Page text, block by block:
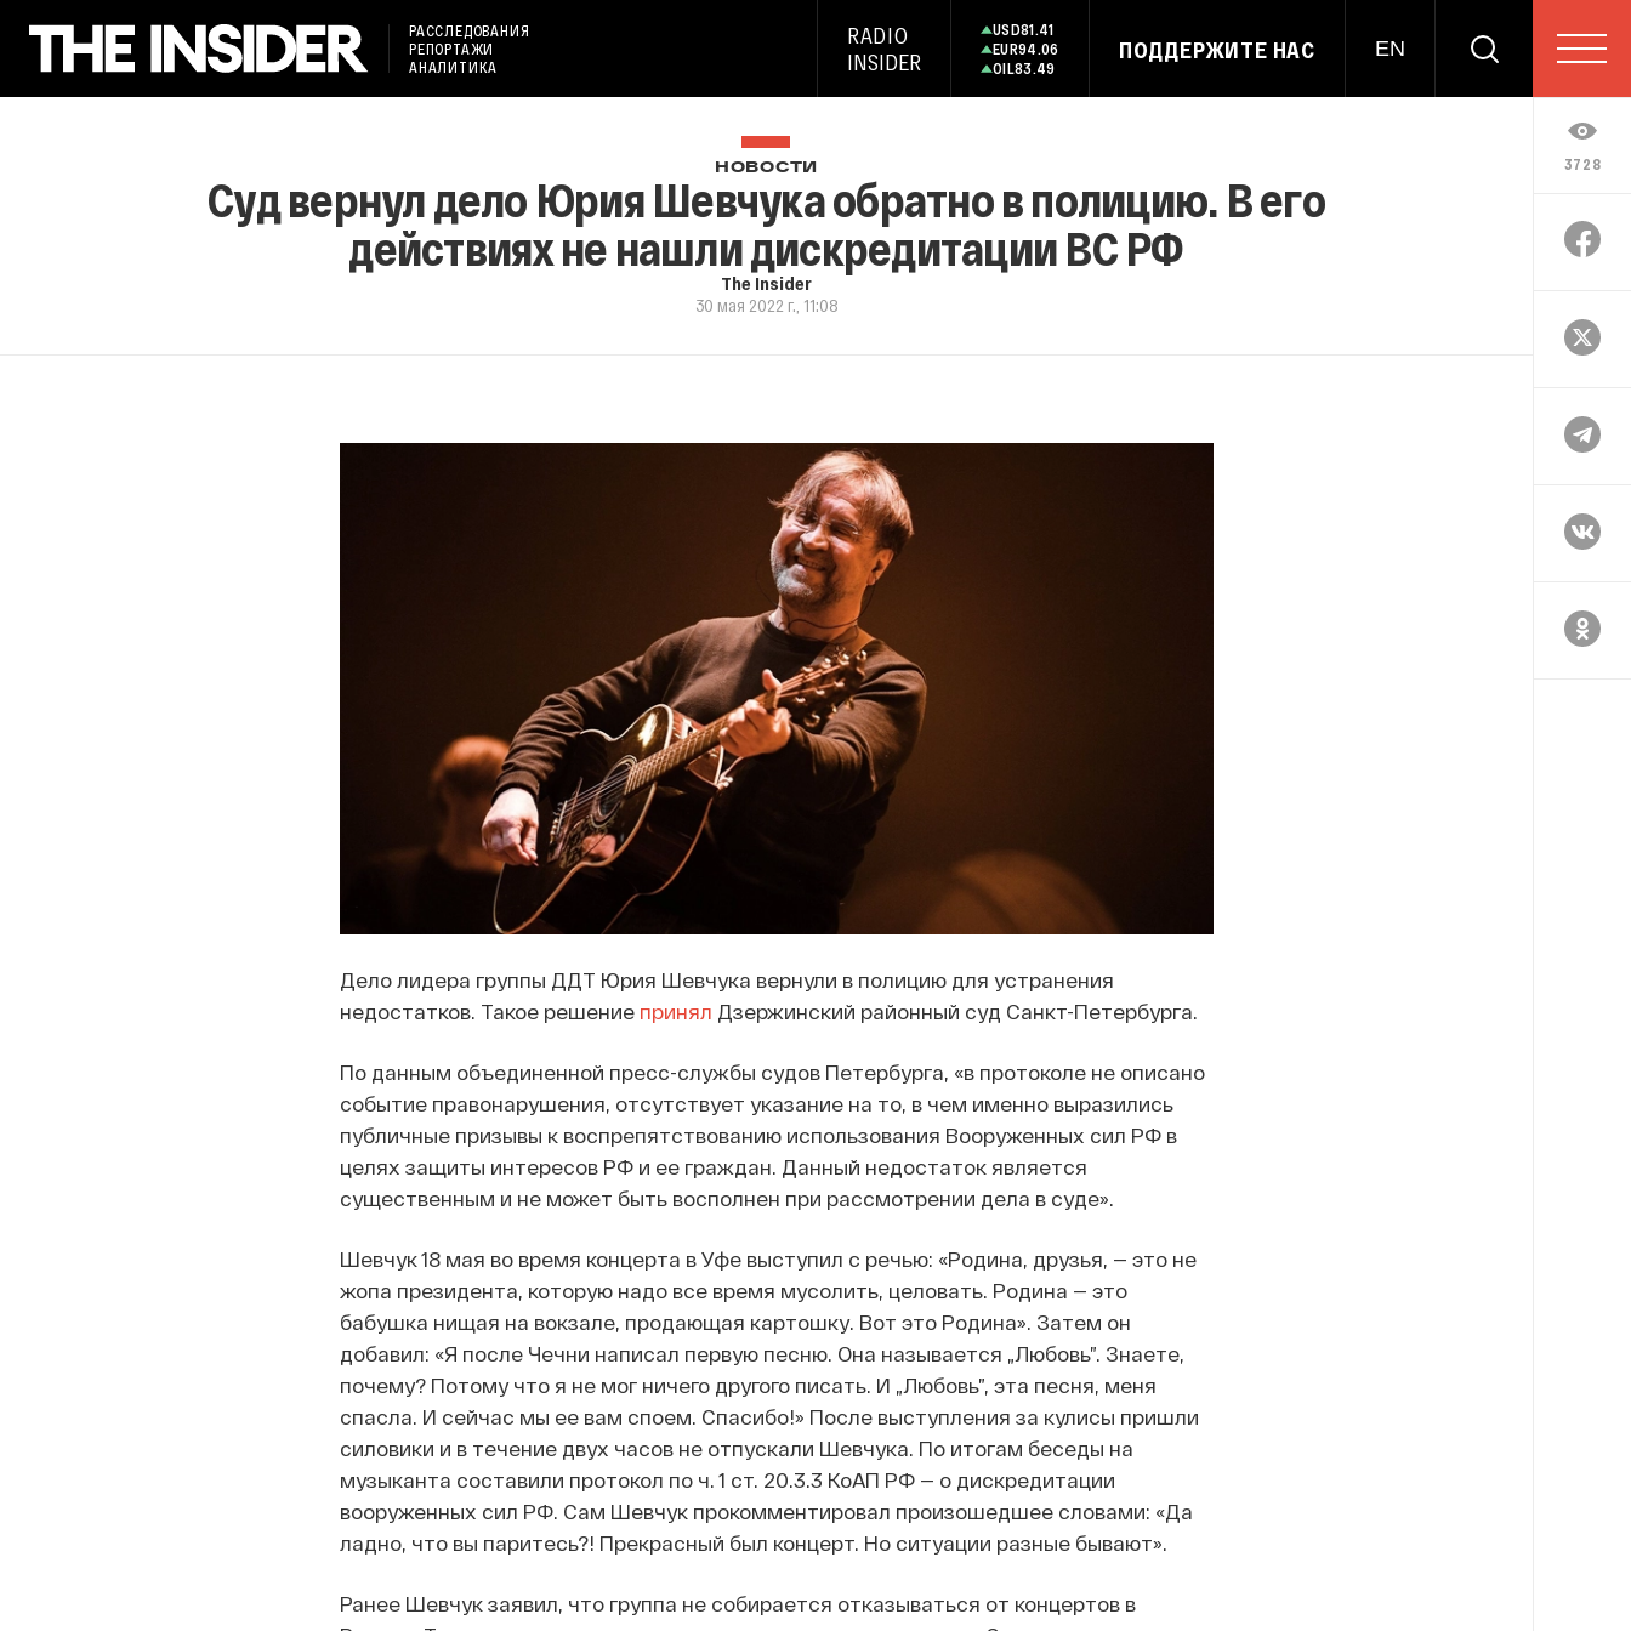
РАССЛЕДОВАНИЯ
РЕПОРТАЖИ
АНАЛИТИКА
RADIO
INSIDER
USD81.41
EUR94.06
OIL83.49
ПОДДЕРЖИТЕ НАС EN
3728
НОВОСТИ
Суд вернул дело Юрия Шевчука обратно в полицию. В его
действиях не нашли дискредитации ВС РФ
The Insider
30 мая 2022 г., 11:08
Дело лидера группы ДДТ Юрия Шевчука вернули в полицию для устранения
недостатков. Такое решение принял Дзержинский районный суд Санкт-Петербурга.
По данным объединенной пресс-службы судов Петербурга, «в протоколе не описано
событие правонарушения, отсутствует указание на то, в чем именно выразились
публичные призывы к воспрепятствованию использования Вооруженных сил РФ в
целях защиты интересов РФ и ее граждан. Данный недостаток является
существенным и не может быть восполнен при рассмотрении дела в суде».
Шевчук 18 мая во время концерта в Уфе выступил с речью: «Родина, друзья, — это не
жопа президента, которую надо все время мусолить, целовать. Родина — это
бабушка нищая на вокзале, продающая картошку. Вот это Родина». Затем он
добавил: «Я после Чечни написал первую песню. Она называется „Любовь”. Знаете,
почему? Потому что я не мог ничего другого писать. И „Любовь”, эта песня, меня
спасла. И сейчас мы ее вам споем. Спасибо!» После выступления за кулисы пришли
силовики и в течение двух часов не отпускали Шевчука. По итогам беседы на
музыканта составили протокол по ч. 1 ст. 20.3.3 КоАП РФ — о дискредитации
вооруженных сил РФ. Сам Шевчук прокомментировал произошедшее словами: «Да
ладно, что вы паритесь?! Прекрасный был концерт. Но ситуации разные бывают».
Ранее Шевчук заявил, что группа не собирается отказываться от концертов в